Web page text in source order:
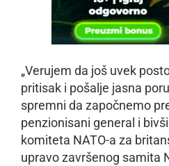
„Verujem da još uvek
pritisak i pošalje jasna
spremni da započnemo
penzionisani general i
komiteta NATO-a za
upravo završenog samita